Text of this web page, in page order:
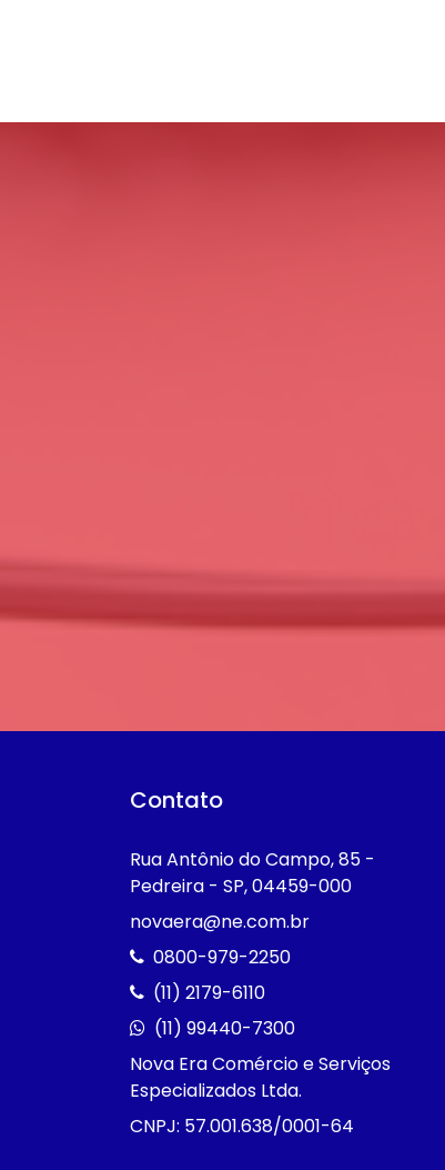
Contato
Rua Antônio do Campo, 85 -
Pedreira - SP, 04459-000
novaera@ne.com.br
0800-979-2250
(11) 2179-6110
(11) 99440-7300
Nova Era Comércio e Serviços
Especializados Ltda.
CNPJ: 57.001.638/0001-64